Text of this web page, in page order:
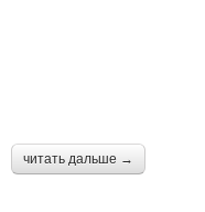
читать дальше →